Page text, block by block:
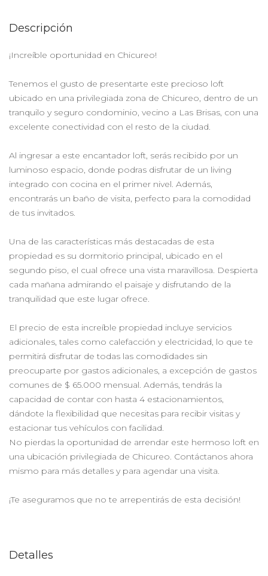
Descripción
¡Increíble oportunidad en Chicureo!
Tenemos el gusto de presentarte este precioso loft
ubicado en una privilegiada zona de Chicureo, dentro de un
tranquilo y seguro condominio, vecino a Las Brisas, con una
excelente conectividad con el resto de la ciudad.
Al ingresar a este encantador loft, serás recibido por un
luminoso espacio, donde podras disfrutar de un living
integrado con cocina en el primer nivel. Además,
encontrarás un baño de visita, perfecto para la comodidad
de tus invitados.
Una de las características más destacadas de esta
propiedad es su dormitorio principal, ubicado en el
segundo piso, el cual ofrece una vista maravillosa. Despierta
cada mañana admirando el paisaje y disfrutando de la
tranquilidad que este lugar ofrece.
El precio de esta increíble propiedad incluye servicios
adicionales, tales como calefacción y electricidad, lo que te
permitirá disfrutar de todas las comodidades sin
preocuparte por gastos adicionales, a excepción de gastos
comunes de $ 65.000 mensual. Además, tendrás la
capacidad de contar con hasta 4 estacionamientos,
dándote la flexibilidad que necesitas para recibir visitas y
estacionar tus vehículos con facilidad.
No pierdas la oportunidad de arrendar este hermoso loft en
una ubicación privilegiada de Chicureo. Contáctanos ahora
mismo para más detalles y para agendar una visita.
¡Te aseguramos que no te arrepentirás de esta decisión!
Detalles